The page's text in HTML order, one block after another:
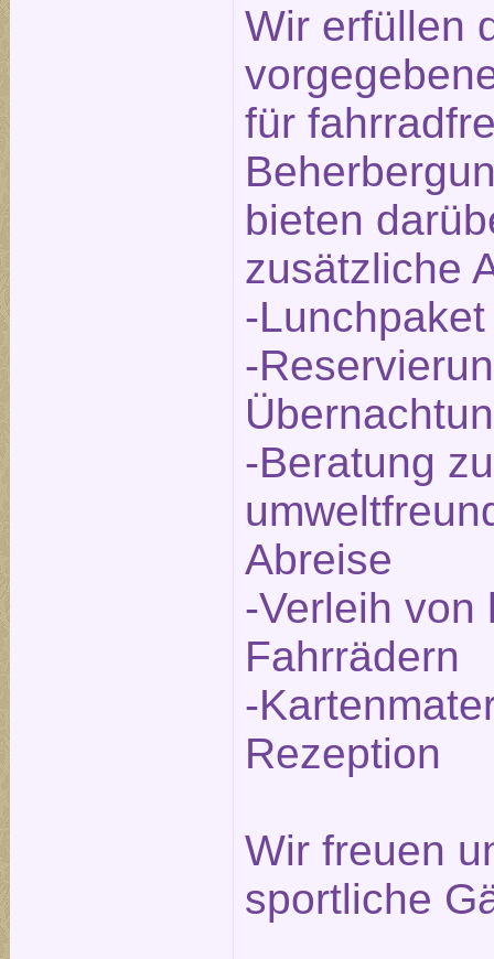
Wir erfüllen
für
bieten
zusätzliche
-
-
-Beratung
Abreise
-Verleih von
Fahrrädern
-
Rezeption
Wir freuen
sportliche